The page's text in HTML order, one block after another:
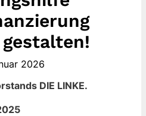
2026
DIE LINKE.